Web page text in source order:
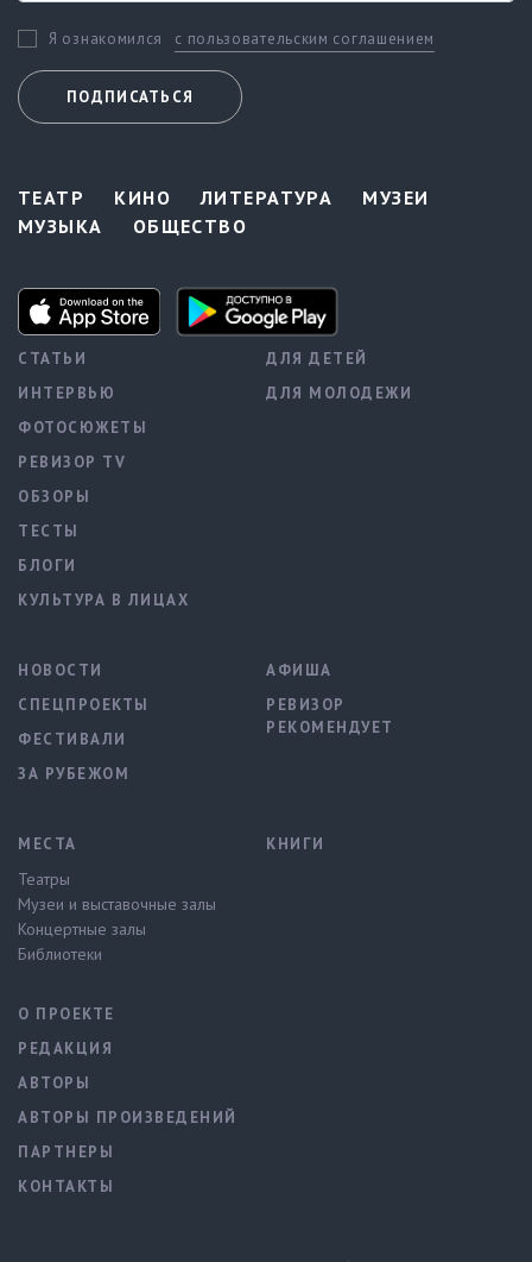
Я ознакомился с пользовательским соглашением
ПОДПИСАТЬСЯ
ТЕАТР КИНО ЛИТЕРАТУРА
МУЗЕИ
МУЗЫКА
ОБЩЕСТВО
СТАТЬИ
ИНТЕРВЬЮ
ФОТОСЮЖЕТЫ
РЕВИЗОР TV
ОБЗОРЫ
ТЕСТЫ
БЛОГИ
КУЛЬТУРА В ЛИЦАХ
ДЛЯ ДЕТЕЙ
ДЛЯ МОЛОДЕЖИ
НОВОСТИ
СПЕЦПРОЕКТЫ
ФЕСТИВАЛИ
ЗА РУБЕЖОМ
АФИША
РЕВИЗОР
РЕКОМЕНДУЕТ
МЕСТА
Театры
Музеи и выставочные залы
Концертные залы
Библиотеки
КНИГИ
О ПРОЕКТЕ
РЕДАКЦИЯ
АВТОРЫ
АВТОРЫ ПРОИЗВЕДЕНИЙ
ПАРТНЕРЫ
КОНТАКТЫ